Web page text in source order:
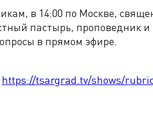
в 14:00 по Москве,
пастырь, проповедник
в прямом эфире.
https://tsargrad.tv/shows/